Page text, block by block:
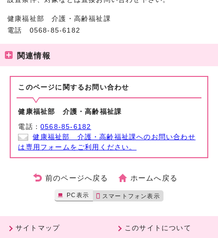
健康福祉部 介護・高齢福祉課
電話 0568-85-6182
関連情報
このページに関する お問い合わせ
健康福祉部 介護・高齢福祉課
電話：0568-85-6182
健康福祉部 介護・高齢福祉課へのお問い合わせ
は専用フォームをご利用ください。
前のページへ戻る ホームへ戻る
PC表示 スマートフォン表示
サイトマップ
このサイトについて